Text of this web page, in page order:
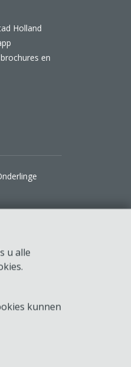
u alle
kunnen
Holland
en